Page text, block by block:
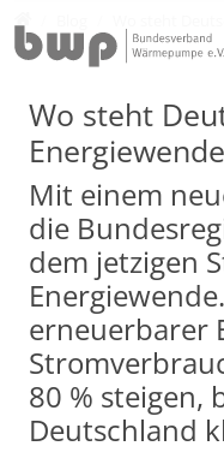
Wo steht
Wo steht
Mit einem
die
dem jetzigen
erneuerbarer
80 % steigen,
Deutschland